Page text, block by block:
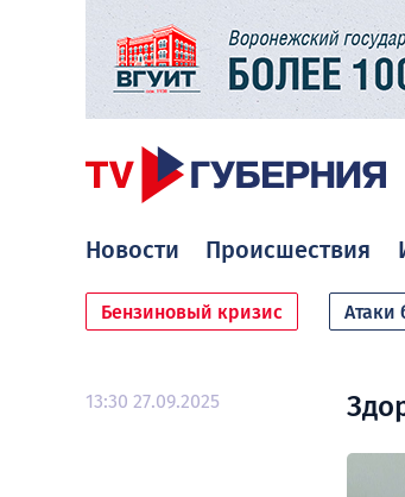
Новости Происшествия
Бензиновый кризис Атаки
13:30 27.09.2025